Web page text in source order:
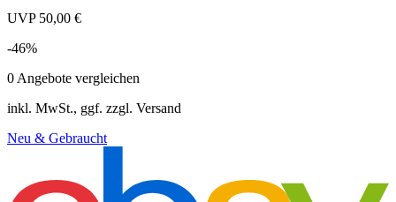
UVP 50,00 €
-46%
0 Angebote vergleichen
inkl. MwSt., ggf. zzgl. Versand
Neu & Gebraucht